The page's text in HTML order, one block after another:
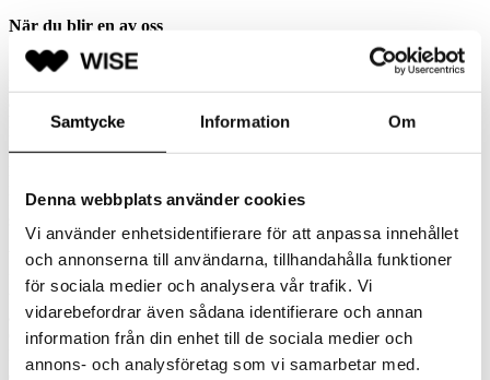
Samtycke Information Om
Denna webbplats använder cookies
Vi använder enhetsidentifierare för att anpassa innehållet
och annonserna till användarna, tillhandahålla funktioner
för sociala medier och analysera vår trafik. Vi
vidarebefordrar även sådana identifierare och annan
information från din enhet till de sociala medier och
annons- och analysföretag som vi samarbetar med.
När du blir en av oss
Som konsult hos EQonomy/Wise Professionals erbjuds du alltid en
känner dig trygg i din anställning. På samma sätt som vi ställer höga
kunskap och erfarenhet som du kan bära med dig på vägen till nästa
Vi på EQonomy är rekryteringsspecialister inom ekonomi och
finans. Vi arbetar på uppdrag av Sveriges starkaste varumärken
tillsammans med arbetsgivare som månar om sina medarbetares
arbetsglädje. Idag finns vi i Sveriges storstadsregioner Stockholm,
Göteborg och Malmö och är ett affärsområde inom Wise
Professionals – rekryteringsbyrån som designar, utvecklar och
erbjuder rekryteringslösningar tillsammans med arbetsgivare och